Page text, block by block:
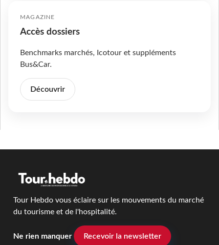
MAGAZINE
Accès dossiers
Benchmarks marchés, Icotour et suppléments
Bus&Car.
Découvrir
Tour Hebdo vous éclaire sur les mouvements du marché
du tourisme et de l'hospitalité.
Ne rien manquer Recevoir la newsletter